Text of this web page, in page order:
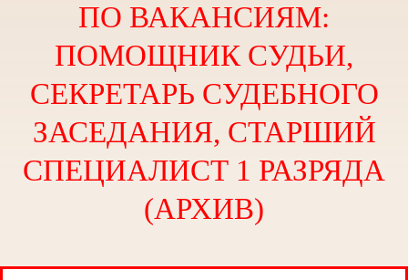
ПО ВАКАНСИЯМ:
ПОМОЩНИК СУДЬИ,
СЕКРЕТАРЬ СУДЕБНОГО
ЗАСЕДАНИЯ, СТАРШИЙ
СПЕЦИАЛИСТ 1 РАЗРЯДА
(АРХИВ)